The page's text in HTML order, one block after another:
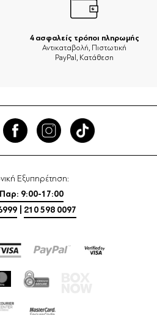
4 ασφαλείς τρόποι πληρωμής
Αντικαταβολή, Πιστωτική
PayPal, Κατάθεση
Εξυπηρέτηση:
9:00-17:00
210 598 0097